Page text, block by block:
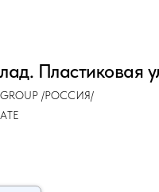
Пластиковая
GROUP /РОССИЯ/